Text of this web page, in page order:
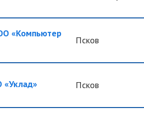
«Компьютер
Псков
Псков